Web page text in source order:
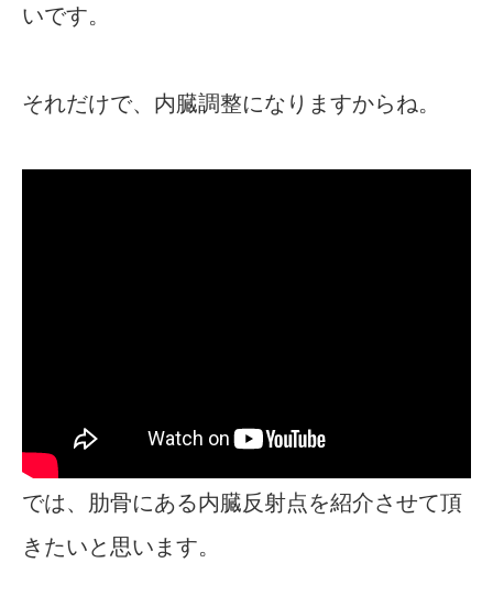
いです。
それだけで、内臓調整になりますからね。
では、肋骨にある内臓反射点を紹介させて頂
きたいと思います。